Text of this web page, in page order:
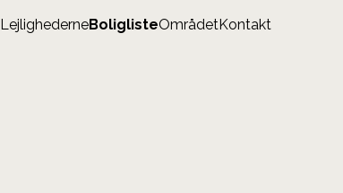
LejlighederneBoliglisteOmrådetKontakt